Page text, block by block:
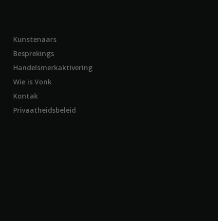
Kunstenaars
Besprekings
Handelsmerkaktivering
Wie is Vonk
Kontak
Privaatheidsbeleid